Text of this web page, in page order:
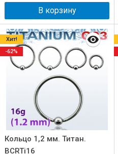
В корзину
Кольцо 1,2 мм. Титан.
BCRTi16
Хит!
-62%